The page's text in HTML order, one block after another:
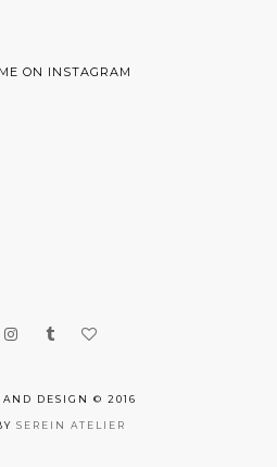
ON INSTAGRAM
AND DESIGN © 2016
SEREIN ATELIER